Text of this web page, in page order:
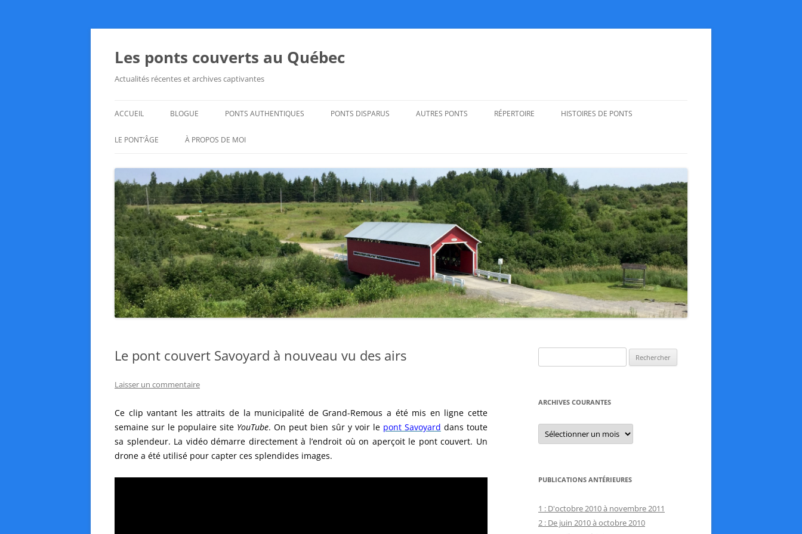
Aller
Les ponts couverts au Québec
Actualités récentes et archives captivantes
ACCUEIL BLOGUE PONTS AUTHENTIQUES PONTS DISPARUS AUTRES PONTS RÉPERTOIRE HISTOIRES DE PONTS
LE PONT’ÂGE À PROPOS DE MOI
Le pont couvert Savoyard à nouveau vu des airs
Laisser un commentaire
Ce clip vantant les attraits de la municipalité de Grand-Remous a été mis en ligne cette
semaine sur le populaire site YouTube. On peut bien sûr y voir le pont Savoyard dans toute
sa splendeur. La vidéo démarre directement à l’endroit où on aperçoit le pont couvert. Un
drone a été utilisé pour capter ces splendides images.
ARCHIVES COURANTES
Archives
courantes
PUBLICATIONS ANTÉRIEURES
1 : D'octobre 2010 à novembre 2011
2 : De juin 2010 à octobre 2010